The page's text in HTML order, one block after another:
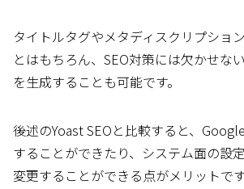
タイトルタグやメタディスクリプショ
とはもちろん、SEO対策には欠かせな
を生成することも可能です。
後述のYoast SEOと比較すると、
することができたり、システム面の設
変更することができる点がメリットです